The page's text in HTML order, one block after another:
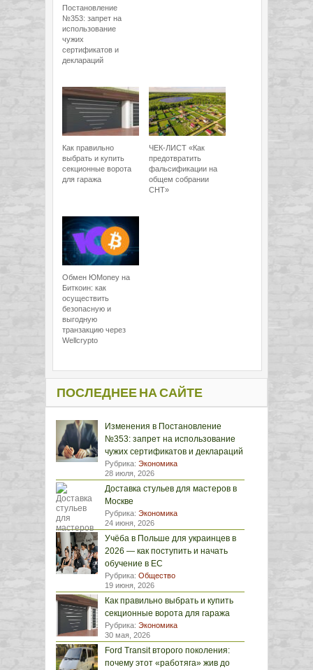
Постановление
№353: запрет на
использование
чужих
сертификатов и
деклараций
Как правильно
выбрать и купить
секционные ворота
для гаража
ЧЕК-ЛИСТ «Как
предотвратить
фальсификации на
общем собрании
СНТ»
Обмен ЮMoney на
Биткоин: как
осуществить
безопасную и
выгодную
транзакцию через
Wellcrypto
ПОСЛЕДНЕЕ НА САЙТЕ
Изменения в Постановление
№353: запрет на использование
чужих сертификатов и деклараций
Рубрика: Экономика
28 июля, 2026
Доставка стульев для мастеров в
Москве
Рубрика: Экономика
24 июня, 2026
Учёба в Польше для украинцев в
2026 — как поступить и начать
обучение в ЕС
Рубрика: Общество
19 июня, 2026
Как правильно выбрать и купить
секционные ворота для гаража
Рубрика: Экономика
30 мая, 2026
Ford Transit второго поколения:
почему этот «работяга» жив до